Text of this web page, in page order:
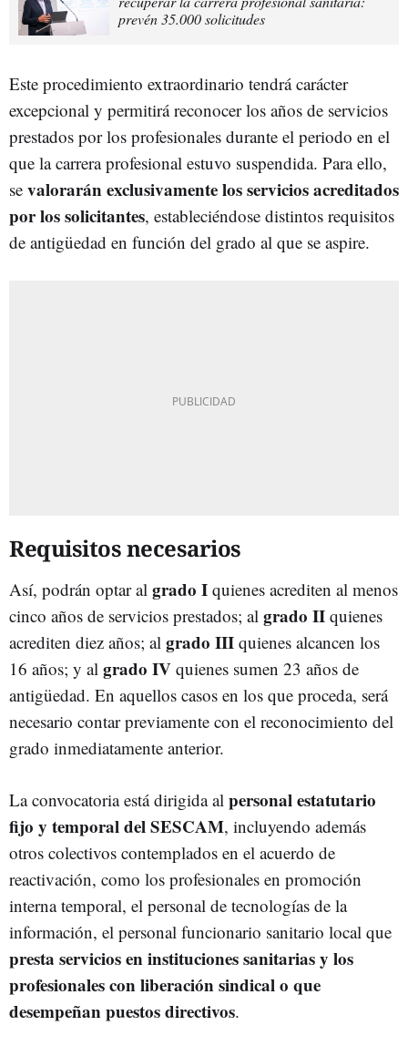
prevén 35.000 solicitudes
Este procedimiento extraordinario tendrá carácter
excepcional y permitirá reconocer los años de servicios
prestados por los profesionales durante el periodo en el
que la carrera profesional estuvo suspendida. Para ello,
se valorarán exclusivamente los servicios acreditados
por los solicitantes, estableciéndose distintos requisitos
de antigüedad en función del grado al que se aspire.
Requisitos necesarios
Así, podrán optar al grado I quienes acrediten al menos
cinco años de servicios prestados; al grado II quienes
acrediten diez años; al grado III quienes alcancen los
16 años; y al grado IV quienes sumen 23 años de
antigüedad. En aquellos casos en los que proceda, será
necesario contar previamente con el reconocimiento del
grado inmediatamente anterior.
La convocatoria está dirigida al personal estatutario
fijo y temporal del SESCAM, incluyendo además
otros colectivos contemplados en el acuerdo de
reactivación, como los profesionales en promoción
interna temporal, el personal de tecnologías de la
información, el personal funcionario sanitario local que
presta servicios en instituciones sanitarias y los
profesionales con liberación sindical o que
desempeñan puestos directivos.